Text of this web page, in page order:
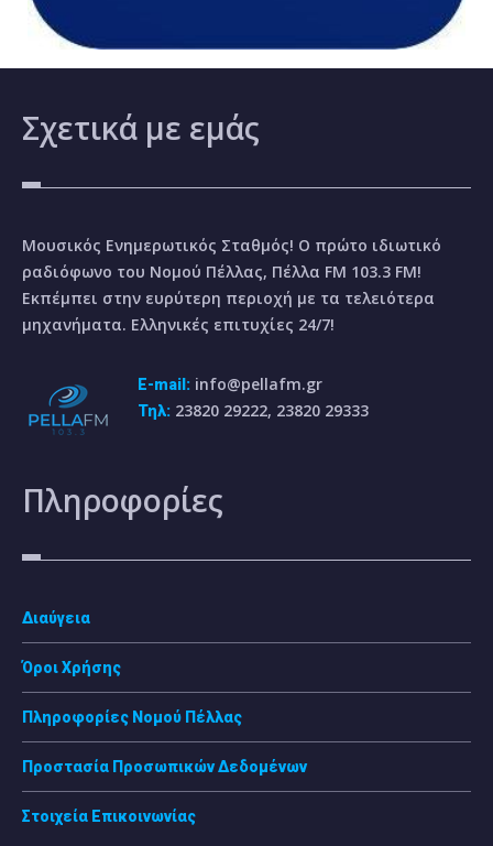
Σχετικά με εμάς
Μουσικός Ενημερωτικός Σταθμός! Ο πρώτο ιδιωτικό
ραδιόφωνο του Νομού Πέλλας, Πέλλα FM 103.3 FM!
Εκπέμπει στην ευρύτερη περιοχή με τα τελειότερα
μηχανήματα. Ελληνικές επιτυχίες 24/7!
E-mail: info@pellafm.gr
Τηλ: 23820 29222, 23820 29333
Πληροφορίες
Διαύγεια
Όροι Χρήσης
Πληροφορίες Νομού Πέλλας
Προστασία Προσωπικών Δεδομένων
Στοιχεία Επικοινωνίας